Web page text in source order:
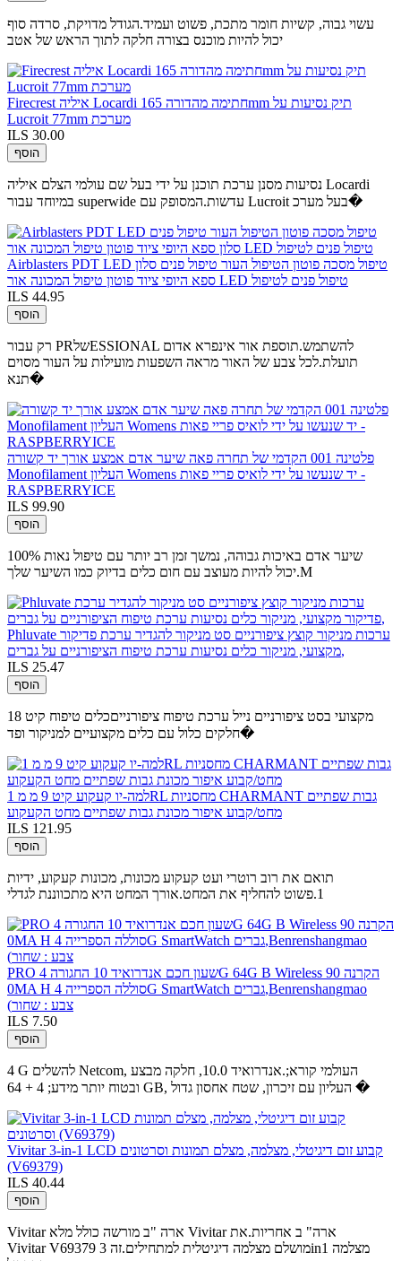
עשוי גבוה, קשיות חומר מתכת, פשוט ועמיד.הגודל מדויקת, סרדה סוף
יכול להיות מוכנס בצורה חלקה לתוך הראש של אטב
Firecrest איליה Locardi חתימה מהדורה 165mm תיק נסיעות על
Lucroit 77mm מערכת
ILS 30.00
הוסף
נסיעות מסנן ערכת תוכנן על ידי בעל שם עולמי הצלם איליה Locardi
במיוחד עבור superwide עדשות.המסופק עם Lucroit בעל מערכ�
Airblasters PDT LED טיפול מסכה פוטון הטיפול העור טיפול פנים סלון
ספא היופי ציוד פוטון טיפול המכונה אור LED טיפול פנים לטיפול
ILS 44.95
הוסף
רק עבור PRשלESSIONAL להשתמש.תוספת אור אינפרא אדום
תועלת.לכל צבע של האור מראה השפעות מועילות על העור מסוים
תנא�
פלטינה 001 הקדמי של תחרה פאה שיער אדם אמצע אורך יד קשורה
Monofilament העליון Womens יד שנעשו על ידי לואיס פריי פאות -
RASPBERRYICE
ILS 99.90
הוסף
100% שיער אדם באיכות גבוהה, נמשך זמן רב יותר עם טיפול נאות
יכול להיות מעוצב עם חום כלים בדיוק כמו השיער שלך.M
Phluvate ערכות מניקור קוצץ ציפורניים סט מניקור להגדיר ערכת פדיקור
מקצועי, מניקור כלים נסיעות ערכת טיפוח הציפורניים על גברים,
ILS 25.47
הוסף
מקצועי בסט ציפורניים נייל ערכת טיפוח ציפורנייםכלים טיפוח קיט 18
חלקים כלול עם כלים מקצועיים למניקור ופד�
למה-יו קעקוע קיט 9 מ מ 1RL מחסניות CHARMANT גבות שפתיים
מחט/קבוע איפור מכונת גבות שפתיים מחט הקעקוע
ILS 121.95
הוסף
תואם את רוב רוטרי ועט קעקוע מכונות, מכונות קעקוע, ידיות
1.פשוט להחליף את המחט.אורך המחט היא מתכווננת לגדלי
PRO שעון חכם אנדרואיד 10 החגורה 4G 64G B Wireless הקרנה 90
0MA H סוללה הספרייה 4G SmartWatch גברים,Benrenshangmao
(צבע : שחור
ILS 7.50
הוסף
4 G להשלים Netcom, העולמי קורא;.אנדרואיד 10.0, חלקה מבצע
ובטוח יותר מידע; 4 + 64 GB, העליון עם זיכרון, שטח אחסון גדול �
Vivitar 3-in-1 LCD קבוע זום דיגיטלי, מצלמה, מצלם תמונות וסרטונים
(V69379)
ILS 40.44
הוסף
Vivitar ארה "ב מורשה כולל מלא Vivitar ארה" ב אחריות.את
Vivitar V69379 מושלם מצלמה דיגיטלית למתחילים.זה 3in1 מצלמה